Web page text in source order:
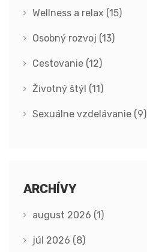
Wellness a relax (15)
Osobný rozvoj (13)
Cestovanie (12)
Životný štýl (11)
Sexuálne vzdelávanie (9)
ARCHÍVY
august 2026 (1)
júl 2026 (8)